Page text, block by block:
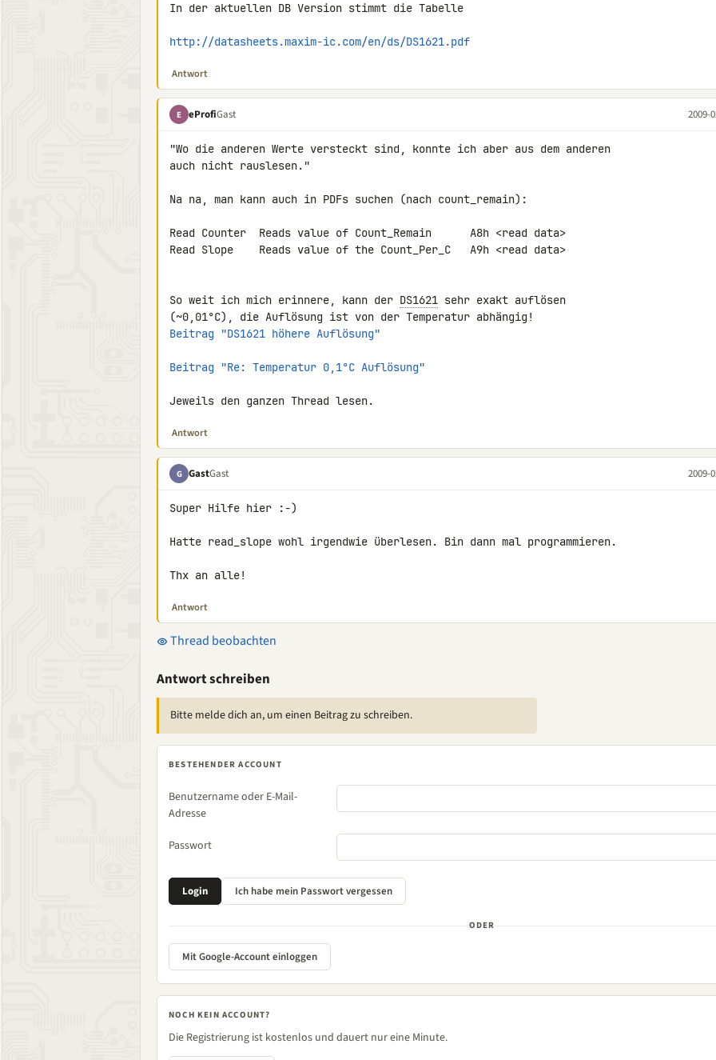
In der aktuellen DB Version stimmt die Tabelle
http://datasheets.maxim-ic.com/en/ds/DS1621.pdf
Antwort
E eProfiGast 2009-
"Wo die anderen Werte versteckt sind, konnte ich aber aus dem anderen
auch nicht rauslesen."
Na na, man kann auch in PDFs suchen (nach count_remain):
Read Counter  Reads value of Count_Remain      A8h <read data>
Read Slope    Reads value of the Count_Per_C   A9h <read data>
So weit ich mich erinnere, kann der DS1621 sehr exakt auflösen
Beitrag "DS1621 höhere Auflösung"
Beitrag "Re: Temperatur 0,1°C Auflösung"
Jeweils den ganzen Thread lesen.
Antwort
G GastGast 2009-
Super Hilfe hier :-)
Hatte read_slope wohl irgendwie überlesen. Bin dann mal programmieren.
Thx an alle!
Antwort
Thread beobachten
Antwort schreiben
Bitte melde dich an, um einen Beitrag zu schreiben.
BESTEHENDER ACCOUNT
Benutzername oder E-Mail-
Adresse
Passwort
ODER
Mit Google-Account einloggen
NOCH KEIN ACCOUNT?
Die Registrierung ist kostenlos und dauert nur eine Minute.